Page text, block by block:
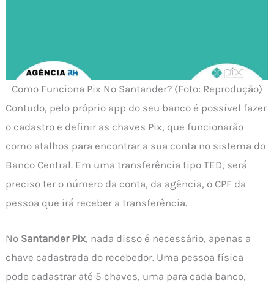
Como Funciona Pix No Santander? (Foto: Reprodução)
Contudo, pelo próprio app do seu banco é possível fazer
o cadastro e definir as chaves Pix, que funcionarão
como atalhos para encontrar a sua conta no sistema do
Banco Central. Em uma transferência tipo TED, será
preciso ter o número da conta, da agência, o CPF da
pessoa que irá receber a transferência.
No Santander Pix, nada disso é necessário, apenas a
chave cadastrada do recebedor. Uma pessoa física
pode cadastrar até 5 chaves, uma para cada banco,